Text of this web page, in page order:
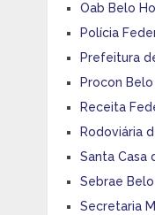
Oab Belo
Polícia
Prefeitura
Procon
Receita
Rodoviária
Santa Casa
Sebrae
Secretaria